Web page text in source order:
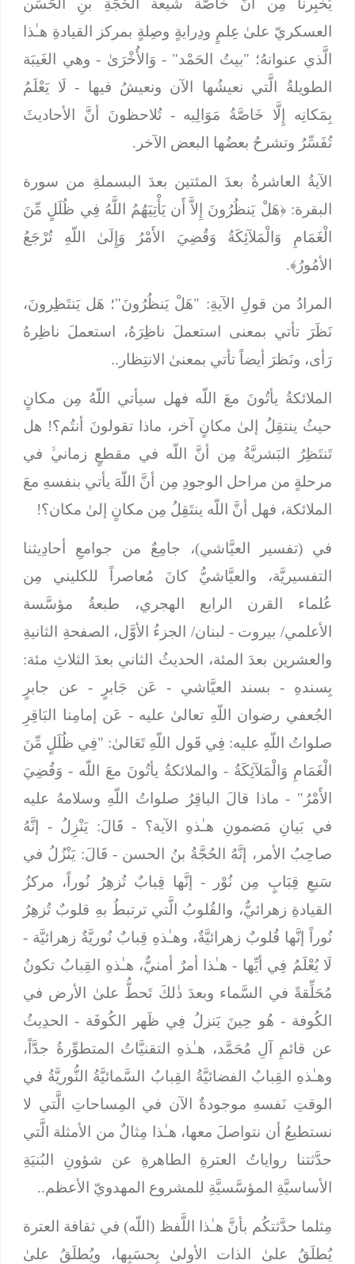
يُخبِرنا مِن أنَّ خاصَّة شيعة الحُجَّةِ بنِ الحَسَن
العسكريّ علىٰ عِلمٍ ودِرايةٍ وصِلةٍ بمركز القيادةِ هـٰذا
الَّذي عنوانهُ؛ "بيتُ الحَمْد" - وَالأُخْرَىٰ- وهي الغَيبَة
الطويلةُ الَّتي نعيشُها الآن ونعيشُ فيها - لَا يَعْلَمُ
بِمَكانِه إِلَّا خَاصَّةُ مَوَالِيه- تُلاحظونَ أنَّ الأحاديثَ
تُفَسِّرُ وتشرحُ بعضُها البعض الآخر.
الآيةُ العاشرةُ بعدَ المئتين بعدَ البسملةِ من سورة
البقرة: ﴿هَلْ يَنظُرُونَ إِلاَّ أَن يَأْتِيَهُمُ اللَّهُ فِي ظُلَلٍ مِّنَ
الْغَمَامِ وَالْمَلآئِكَةُ وَقُضِيَ الأَمْرُ وَإِلَىٰ اللّهِ تُرْجَعُ
الأمُورُ﴾.
المرادُ من قولِ الآيةِ: " هَلْ يَنظُرُونَ"؛ هَل يَنتَظِرونَ،
نَظَرَ تأتي بمعنى استعملَ ناظِرَهُ، استعملَ ناظِرهُ
رَأى، ونَظرَ أيضاً تأتي بمعنىٰ الانتِظار..
الملائكةُ يأتُونَ معَ اللّه فهل سيأتي اللّهُ مِن مكانٍ
حيثُ ينتقِلُ إلىٰ مكانٍ آخر، ماذا تقولونَ أنتُم؟! هل
تَنتَظِرُ البَشريَّةُ مِن أنَّ اللّه في مقطعٍ زمانيﱟ في
مرحلةٍ من مراحل الوجودِ مِن أنَّ اللّهَ يأتي بنفسهِ معَ
الملائكة، فهل أنَّ اللّه ينتَقِلُ مِن مكانٍ إلىٰ مكان؟!
في (تفسير العيَّاشي)، جامِعٌ من جوامعِ أحادِيثنا
التفسيريَّة، والعيَّاشيُّ كانَ مُعاصراً للكليني مِن
عُلماء القرن الرابع الهجري، طبعةُ مؤسَّسة
الأعلمي/ بيروت - لبنان/ الجزءُ الأوَّل، الصفحةِ الثانيةِ
والعشرين بعدَ المئة، الحديثُ الثاني بعدَ الثلاثِ مئة:
بِسندهِ
- بسند العيَّاشي - عَن جَابرٍ- عن جابرٍ
الجُعفي رضوان اللّهِ تعالىٰ عليه - عَن إمامِنا البَاقِرِ
صلواتُ اللّهِ عليه: فِي قَول اللّهِ تَعَالىٰ: "فِي ظُلَلٍ مِّنَ
الْغَمَامِ وَالْمَلآئِكَةُ- والملائكةُ يأتُونَ معَ اللّه -وَقُضِيَ
الأَمْرُ" - ماذا قالَ الباقِرُ صلواتُ اللّهِ وسلامهُ عليه
في بَيانِ مَضمونِ هـٰذهِ الآية؟ - قَالَ: يَنْزِلُ- إنَّهُ
صاحِبُ الأمر، إنَّهُ الحُجَّةُ بنُ الحسن -قَالَ: يَنْزُلُ في
سَبعِ قِبَابٍ مِن نُوْر- إنَّها قِبابٌ تُزهِرُ نُوراً، مركزُ
القيادةِ زهرائيٌّ، والقُلوبُ الَّتي ترتبطُ بهِ قلوبٌ تُزهِرُ
نُوراً إنَّها قُلوبٌ زهرائيَّةٌ، وهـٰذهِ قِبابٌ نُوريَّةٌ زهرائيَّة -
لَا يُعْلَمُ فِي أيِّها- هـٰذا أمرٌ أمنيٌّ، هـٰذهِ القِبابُ تكونُ
مُحَلِّقةً في السَّماء وبعدَ ذٰلكَ تَحطُّ علىٰ الأرض في
الكُوفة - هُو حِينَ يَنزلُ فِي ظَهر الكُوفَة- الحدِيثُ
عن قائمِ آلِ مُحَمَّد، هـٰذهِ التقنيَّاتُ المتطوِّرةُ جدَّاً،
وهـٰذهِ القِبابُ الفضائيَّةُ القِبابُ السَّمائيَّةُ النُّوريَّةُ في
الوقتِ نَفسهِ موجودةٌ الآن في المِساحاتِ الَّتي لا
نستطيعُ أن نتواصلَ معها، هـٰذا مِثالٌ من الأمثلة الَّتي
حدَّثتنا رواياتُ العترةِ الطاهرةِ عن شؤونِ البُنيَةِ
الأساسيَّةِ المؤسَّسيَّةِ للمشروع المهدويّ الأعظم..
مِثلما حدَّثتكُم بأنَّ هـٰذا اللَّفظ (اللّه) في ثقافة العترة
يُطلَقُ علىٰ الذات الأولىٰ بِحسَبِها، ويُطلَقُ علىٰ